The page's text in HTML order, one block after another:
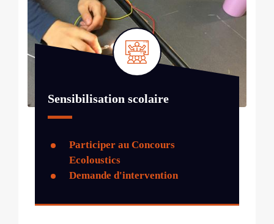
Sensibilisation scolaire
Participer au Concours
Ecoloustics
Demande d'intervention